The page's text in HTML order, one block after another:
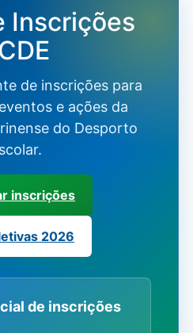
Inscrições
de inscrições para
e ações da
do Desporto
inscrições
2026
de inscrições